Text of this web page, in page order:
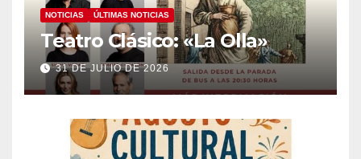
NOTICIAS ÚLTIMAS NOTICIAS
Teatro Clásico: «La Olla»
31 DE JULIO DE 2026